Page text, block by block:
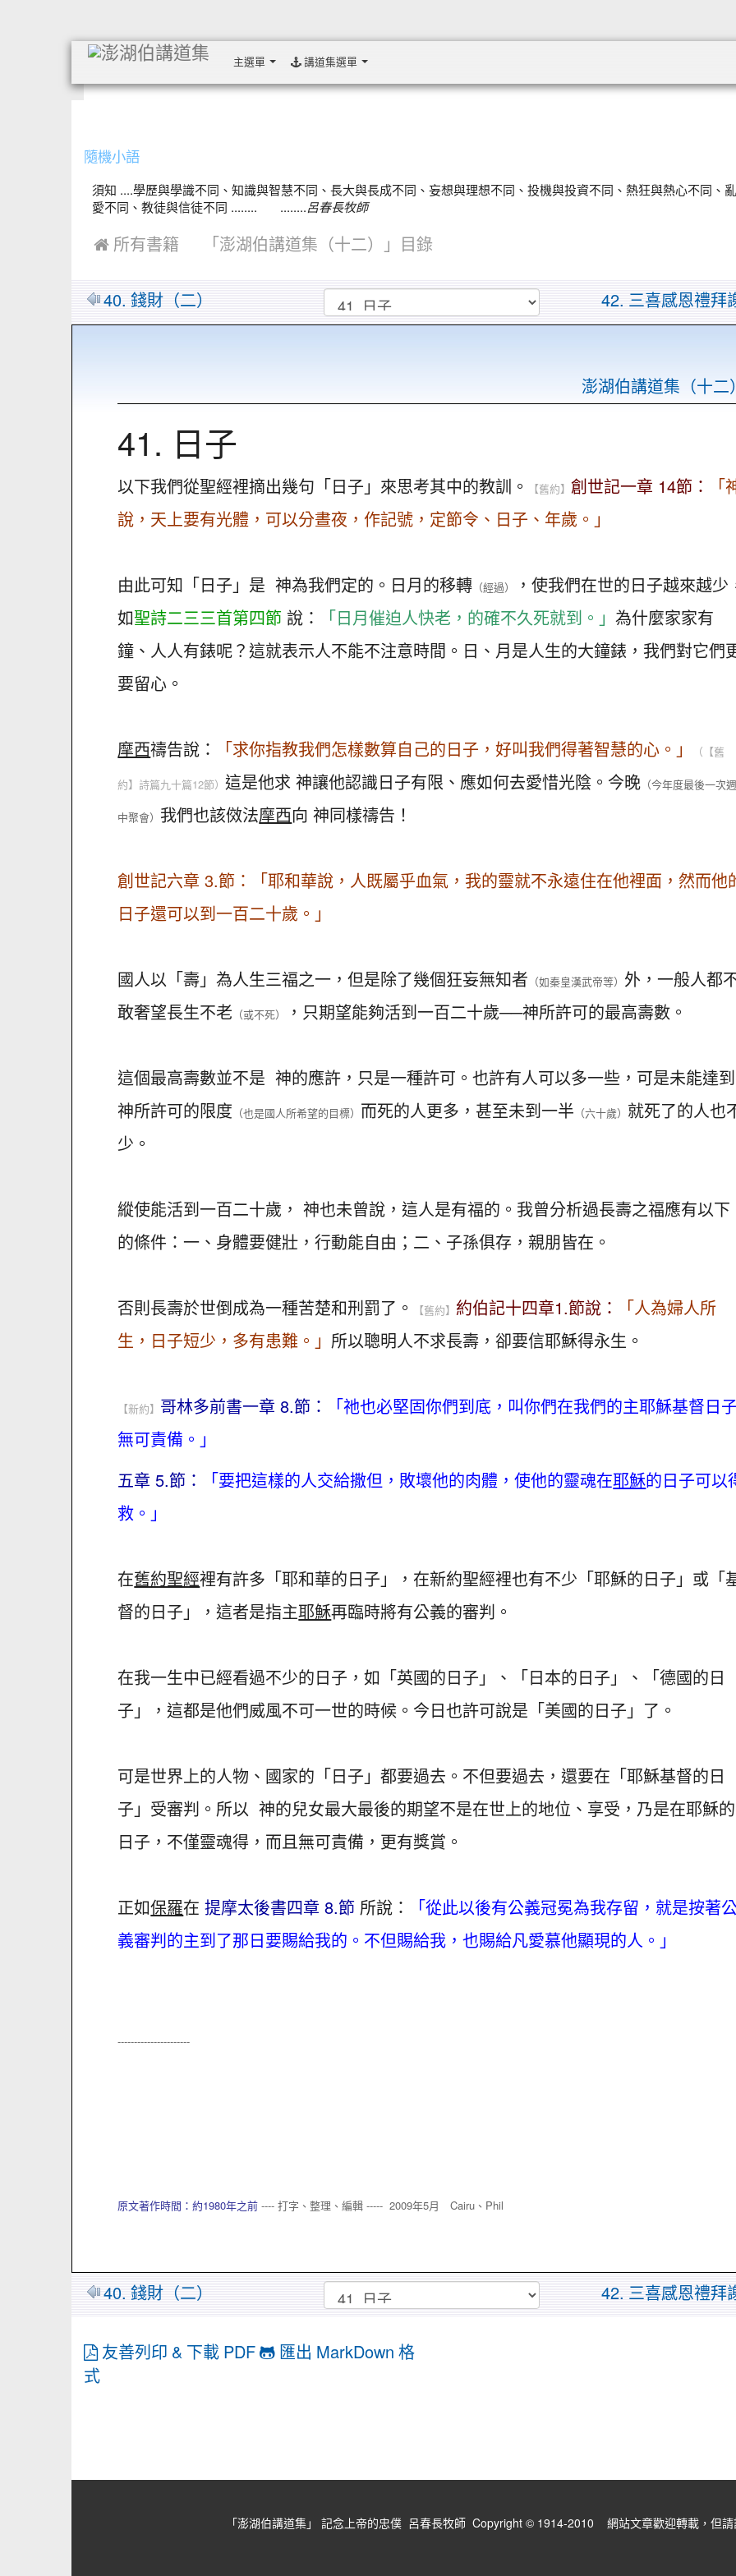
主選單 講道集選單
隨機小語
須知 ....學歷與學識不同、知識與智慧不同、長大與長成不同、妄想與理想不同、投機與投資不同、熱狂與熱心不同、
愛不同、教徒與信徒不同 ........ ........呂春長牧師
 所有書籍 「澎湖伯講道集（十二）」目錄
40. 錢財（二） 42. 三喜感恩禮拜
澎湖伯講道集（十二
41. 日子
以下我們從聖經裡摘出幾句「日子」來思考其中的教訓。 【舊約】創世記一章 14節：
「
說，天上要有光體，可以分晝夜，作記號，定節令、日子、年歲。」
由此可知「日子」是 神為我們定的。日月的移轉 （經過）
，使我們在世的日子越來越少
如聖詩二三三首第四節說： 「日月催迫人快老，的確不久死就到。」為什麼家家有
鐘、人人有錶呢？這就表示人不能不注意時間。日、月是人生的大鐘錶，我們對它們
要留心。
摩西禱告說： 「求你指教我們怎樣數算自己的日子，好叫我們得著智慧的心。」 （【舊
約】詩篇九十篇12節）這是他求 神讓他認識日子有限、應如何去愛惜光陰。今晚 （今年度最後一次
中聚會） 我們也該傚法摩西向 神同樣禱告！
創世記六章 3.節：「耶和華說，人既屬乎血氣，我的靈就不永遠住在他裡面，然而他
日子還可以到一百二十歲。」
國人以「壽」為人生三福之一，但是除了幾個狂妄無知者 （如秦皇漢武帝等） 外，一般人都
敢奢望長生不老 （或不死） ，只期望能夠活到一百二十歲──神所許可的最高壽數。
這個最高壽數並不是 神的應許，只是一種許可。也許有人可以多一些，可是未能達
神所許可的限度 （也是國人所希望的目標） 而死的人更多，甚至未到一半 （六十歲） 就死了的人也
少。
縱使能活到一百二十歲， 神也未曾說，這人是有福的。我曾分析過長壽之福應有以下
的條件：一、身體要健壯，行動能自由；二、子孫俱存，親朋皆在。
否則長壽於世倒成為一種苦楚和刑罰了。 【舊約】 約伯記十四章1.節說：
「人為婦人所
生，日子短少，多有患難。」 所以聰明人不求長壽，卻要信耶穌得永生。
【新約】 哥林多前書一章 8.節：
「祂也必堅固你們到底，叫你們在我們的主耶穌基督日
無可責備。」
五章 5.節：
「要把這樣的人交給撒但，敗壞他的肉體，使他的靈魂在耶穌的日子可以
救。」
在舊約聖經裡有許多「耶和華的日子」，在新約聖經裡也有不少「耶穌的日子」或「
督的日子」，這者是指主耶穌再臨時將有公義的審判。
在我一生中已經看過不少的日子，如「英國的日子」、「日本的日子」、「德國的日
子」，這都是他們威風不可一世的時候。今日也許可說是「美國的日子」了。
可是世界上的人物、國家的「日子」都要過去。不但要過去，還要在「耶穌基督的日
子」受審判。所以 神的兒女最大最後的期望不是在世上的地位、享受，乃是在耶穌的
日子，不僅靈魂得，而且無可責備，更有獎賞。
正如保羅在 提摩太後書四章 8.節 所說：
「從此以後有公義冠冕為我存留，就是按著
義審判的主到了那日要賜給我的。不但賜給我，也賜給凡愛慕他顯現的人。」
----------------------
原文著作時間：約1980年之前---- 打字、整理、編輯 ----- 2009年5月 Cairu、 Phil
40. 錢財（二） 42. 三喜感恩禮拜
友善列印 & 下載 PDF
匯出 MarkDown 格
式
「澎湖伯講道集」 記念上帝的忠僕 呂春長牧師 Copyright © 1914-2010 網站文章歡迎轉載，但